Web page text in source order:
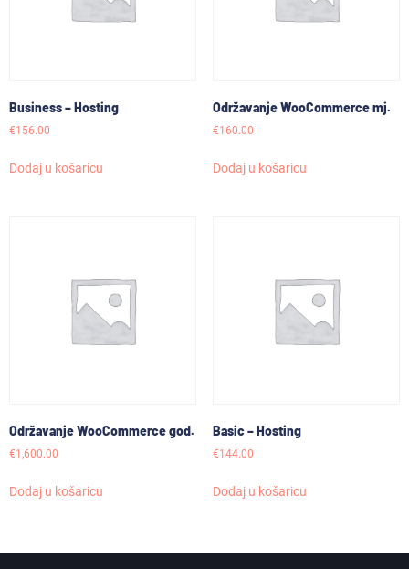
Business – Hosting
€156.00
Dodaj u košaricu
Održavanje WooCommerce mj.
€160.00
Dodaj u košaricu
Održavanje WooCommerce god.
€1,600.00
Dodaj u košaricu
Basic – Hosting
€144.00
Dodaj u košaricu